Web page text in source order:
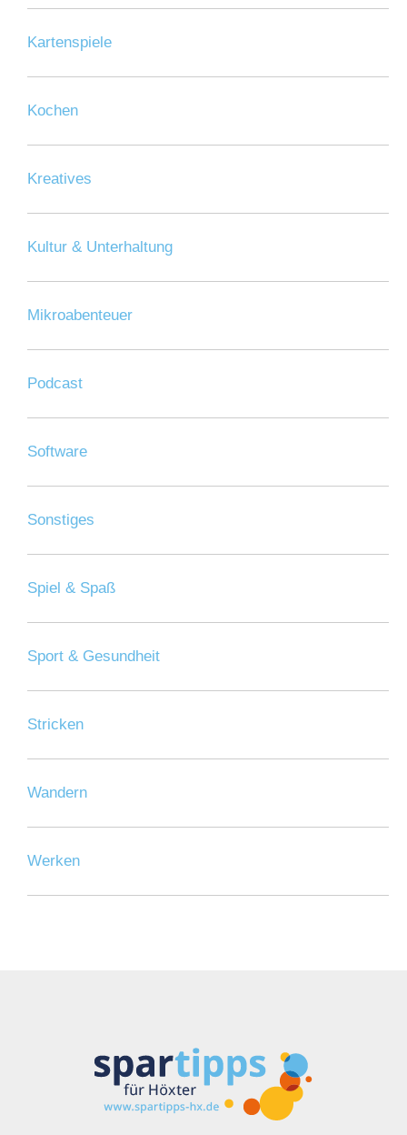
Kartenspiele
Kochen
Kreatives
Kultur & Unterhaltung
Mikroabenteuer
Podcast
Software
Sonstiges
Spiel & Spaß
Sport & Gesundheit
Stricken
Wandern
Werken